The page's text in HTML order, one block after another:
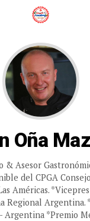
Oña
& Asesor
del CPGA
Américas.
Regional Argentina.
Argentina *Premio